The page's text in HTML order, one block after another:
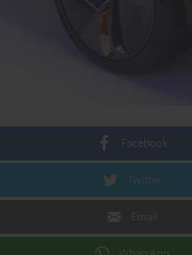
Facebook
Twitter